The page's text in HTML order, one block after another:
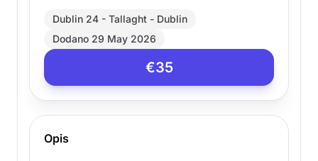
Dublin 24 - Tallaght - Dublin
Dodano 29 May 2026
€35
Opis